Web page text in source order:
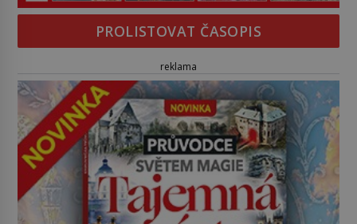
PROLISTOVAT ČASOPIS
reklama